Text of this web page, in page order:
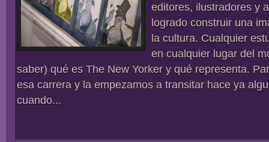
editores, ilustradores y
logrado construir una
la cultura. Cualquier
en cualquier lugar del
saber) qué es The New Yorker y qué representa.
esa carrera y la empezamos a transitar hace ya
cuando...